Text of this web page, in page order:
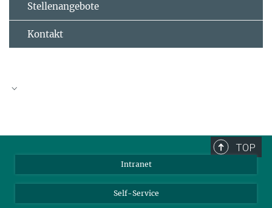
Stellenangebote
Kontakt
Dr. Aaron Ratschow
Gruppenleiter
ratschowa@...
TOP
Intranet
Self-Service